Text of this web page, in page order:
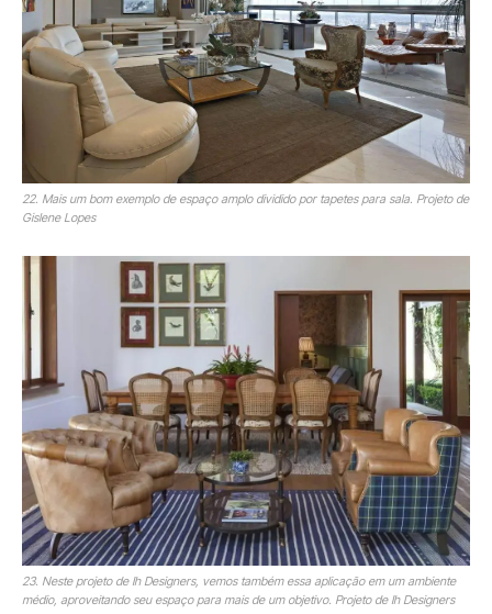
22. Mais um bom exemplo de espaço amplo dividido por tapetes para sala. Projeto de
Gislene Lopes
23. Neste projeto de Ih Designers, vemos também essa aplicação em um ambiente
médio, aproveitando seu espaço para mais de um objetivo. Projeto de Ih Designers